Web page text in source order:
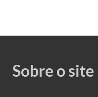
Sobre o site